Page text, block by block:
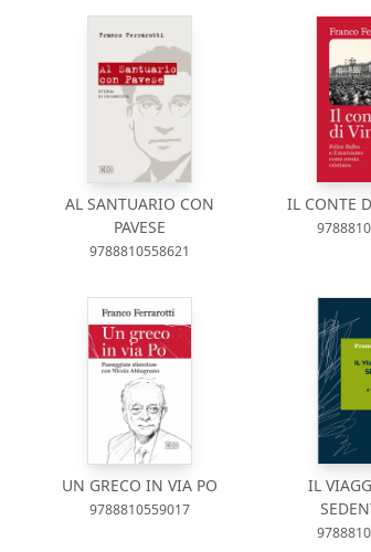
AL SANTUARIO CON
PAVESE
9788810558621
IL CONTE
UN GRECO IN VIA PO
9788810559017
IL